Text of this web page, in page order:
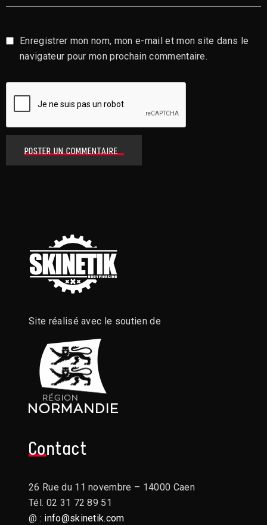
Enregistrer mon nom, mon e-mail et mon site dans le
navigateur pour mon prochain commentaire.
POSTER UN COMMENTAIRE
Site réalisé avec le soutien de
Contact
26 Rue du 11 novembre – 14000 Caen
Tél. 02 31 72 89 51
@ : info@skinetik.com